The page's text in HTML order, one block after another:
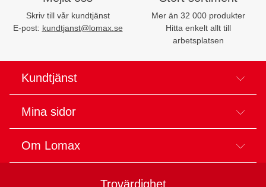
Skriv till vår kundtjänst
E-post: kundtjanst@lomax.se
Mer än 32 000 produkter
Hitta enkelt allt till
arbetsplatsen
Kundtjänst
Mina sidor
Om Lomax
Trovärdighet